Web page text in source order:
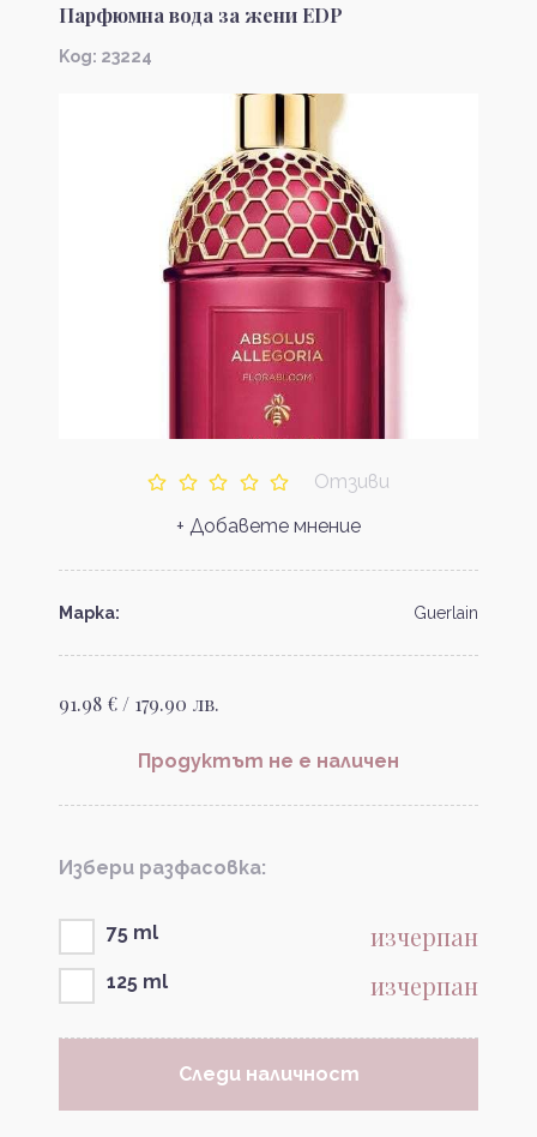
Парфюмна вода за жени EDP
Kод: 23224
Отзиви
+ Добавете мнение
Марка: Guerlain
91.98 € / 179.90 лв.
Продуктът не е наличен
Избери разфасовка:
75 ml изчерпан
125 ml изчерпан
Следи наличност